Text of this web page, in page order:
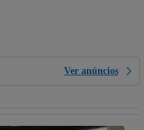
Ver anúncios